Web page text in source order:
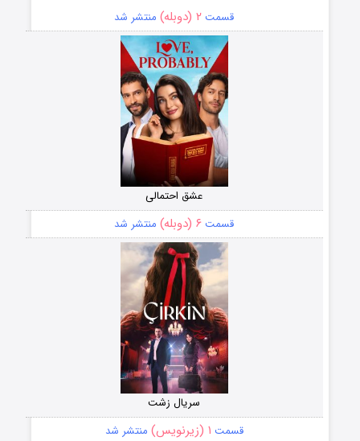
قسمت ۲ (دوبله) منتشر شد
عشق احتمالی
قسمت ۶ (دوبله) منتشر شد
سریال زشت
قسمت ۱ (زیرنویس) منتشر شد